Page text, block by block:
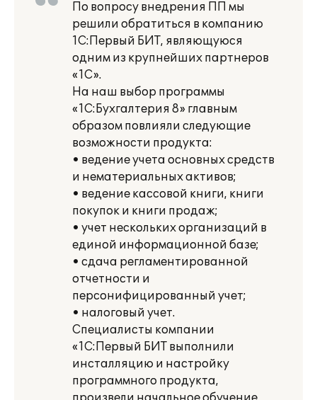
По вопросу внедрения ПП мы
решили обратиться в компанию
1С:Первый БИТ, являющуюся
одним из крупнейших партнеров
«1С».
На наш выбор программы
«1С:Бухгалтерия 8» главным
образом повлияли следующие
возможности продукта:
• ведение учета основных средств
и нематериальных активов;
• ведение кассовой книги, книги
покупок и книги продаж;
• учет нескольких организаций в
единой информационной базе;
• сдача регламентированной
отчетности и
персонифицированный учет;
• налоговый учет.
Специалисты компании
«1С:Первый БИТ выполнили
инсталляцию и настройку
программного продукта,